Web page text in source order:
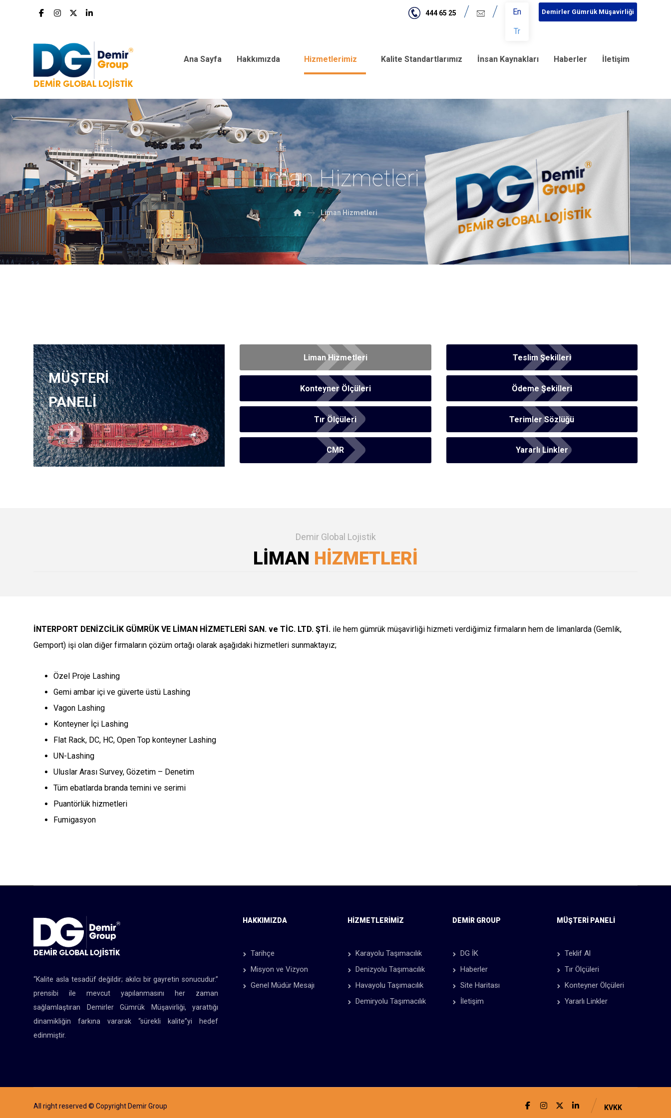
Demirler Gümrük Müşavirliği
En
Tr
444 65 25
Ana Sayfa Hakkımızda Hizmetlerimiz Kalite Standartlarımız İnsan Kaynakları Haberler İletişim
Liman Hizmetleri
Liman Hizmetleri
MÜŞTERİ
PANELİ
Liman Hizmetleri
Konteyner Ölçüleri
Tır Ölçüleri
CMR
Teslim Şekilleri
Ödeme Şekilleri
Terimler Sözlüğü
Yararlı Linkler
Demir Global Lojistik
LİMAN HİZMETLERİ
İNTERPORT DENİZCİLİK GÜMRÜK VE LİMAN HİZMETLERİ SAN. ve TİC. LTD. ŞTİ. ile hem gümrük müşavirliği hizmeti verdiğimiz firmaların hem de limanlarda (Gemlik,
Gemport) işi olan diğer firmaların çözüm ortağı olarak aşağıdaki hizmetleri sunmaktayız;
Özel Proje Lashing
Gemi ambar içi ve güverte üstü Lashing
Vagon Lashing
Konteyner İçi Lashing
Flat Rack, DC, HC, Open Top konteyner Lashing
UN-Lashing
Uluslar Arası Survey, Gözetim – Denetim
Tüm ebatlarda branda temini ve serimi
Puantörlük hizmetleri
Fumigasyon
“Kalite asla tesadüf değildir; akılcı bir gayretin sonucudur.”
prensibi ile mevcut yapılanmasını her zaman
sağlamlaştıran Demirler Gümrük Müşavirliği, yarattığı
dinamikliğin farkına vararak “sürekli kalite”yi hedef
edinmiştir.
HAKKIMIZDA
Tarihçe
Misyon ve Vizyon
Genel Müdür Mesajı
HIZMETLERIMIZ
Karayolu Taşımacılık
Denizyolu Taşımacılık
Havayolu Taşımacılık
Demiryolu Taşımacılık
DEMIR GROUP
DG İK
Haberler
Site Haritası
İletişim
MÜŞTERİ PANELİ
Teklif Al
Tır Ölçüleri
Konteyner Ölçüleri
Yararlı Linkler
All right reserved © Copyright Demir Group KVKK